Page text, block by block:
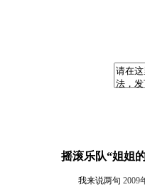
摇滚乐队“姐姐
我来说两句 2009